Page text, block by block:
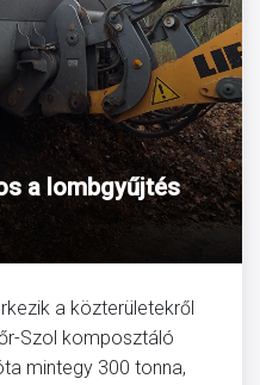
a lombgyűjtés
a közterületekről
Szol komposztáló
mintegy 300 tonna,